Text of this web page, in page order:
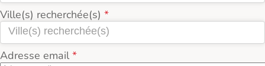
Ville(s) recherchée(s)
Adresse email